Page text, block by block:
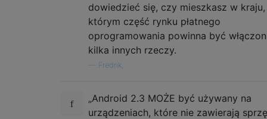
dowiedzieć się, czy mieszkasz w
którym część rynku płatnego
oprogramowania powinna być
kilka innych rzeczy.
Fredrik,
„Android 2.3 MOŻE być używany na
urządzeniach, które nie zawierają